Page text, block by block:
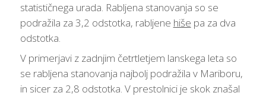
statističnega urada. Rabljena stanovanja so se
podražila za 3,2 odstotka, rabljene hiše pa za dva
odstotka.
V primerjavi z zadnjim četrtletjem lanskega leta so
se rabljena stanovanja najbolj podražila v Mariboru,
in sicer za 2,8 odstotka. V prestolnici je skok znašal